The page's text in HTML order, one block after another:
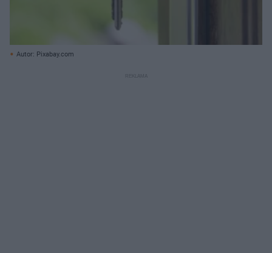
Autor: Pixabay.com